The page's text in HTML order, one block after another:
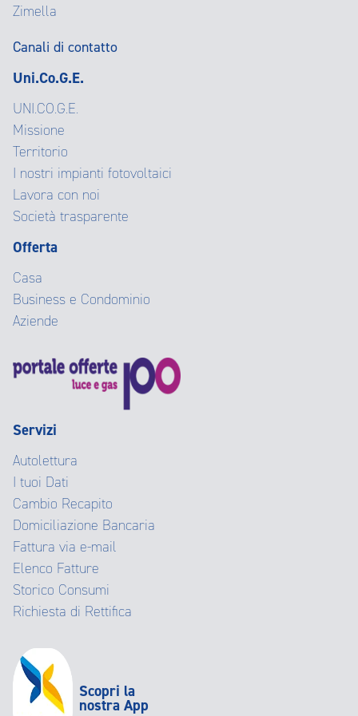
Zimella
Canali di contatto
Uni.Co.G.E.
UNI.CO.G.E.
Missione
Territorio
I nostri impianti fotovoltaici
Lavora con noi
Società trasparente
Offerta
Casa
Business e Condominio
Aziende
Servizi
Autolettura
I tuoi Dati
Cambio Recapito
Domiciliazione Bancaria
Fattura via e-mail
Elenco Fatture
Storico Consumi
Richiesta di Rettifica
Scopri la
nostra App